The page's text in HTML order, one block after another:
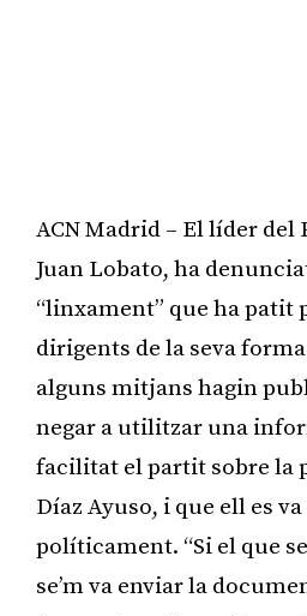
ACN Madrid – El líder del
Juan Lobato, ha
“linxament” que ha patit
dirigents de la seva
alguns mitjans hagin
negar a utilitzar una
facilitat el partit sobre la
Díaz Ayuso, i que ell es
políticament. “Si el que
se’m va enviar la